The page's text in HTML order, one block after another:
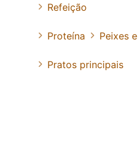
Refeição
Proteína Peixes
Pratos principais